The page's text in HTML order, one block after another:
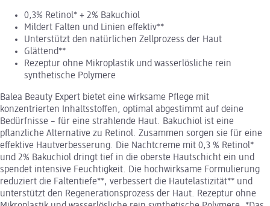
0,3% Retinol* + 2% Bakuchiol
Mildert Falten und Linien effektiv**
Unterstützt den natürlichen Zellprozess der Haut
Glättend**
Rezeptur ohne Mikroplastik und wasserlösliche rein
synthetische Polymere
Balea Beauty Expert bietet eine wirksame Pflege mit
konzentrierten Inhaltsstoffen, optimal abgestimmt auf deine
Bedürfnisse – für eine strahlende Haut. Bakuchiol ist eine
pflanzliche Alternative zu Retinol. Zusammen sorgen sie für eine
effektive Hautverbesserung. Die Nachtcreme mit 0,3 % Retinol*
und 2% Bakuchiol dringt tief in die oberste Hautschicht ein und
spendet intensive Feuchtigkeit. Die hochwirksame Formulierung
reduziert die Faltentiefe**, verbessert die Hautelastizität** und
unterstützt den Regenerationsprozess der Haut. Rezeptur ohne